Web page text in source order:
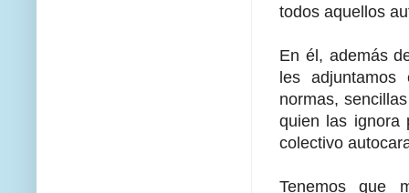
todos aquellos
En él, además
les adjuntamos
normas,
quien las ignora
colectivo
Tenemos que